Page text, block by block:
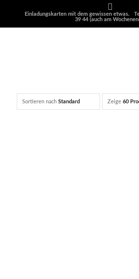
Einladungskarten mit dem gewissen etwas.
39 44 (auch am
Sortieren nach Standard Zeige 60